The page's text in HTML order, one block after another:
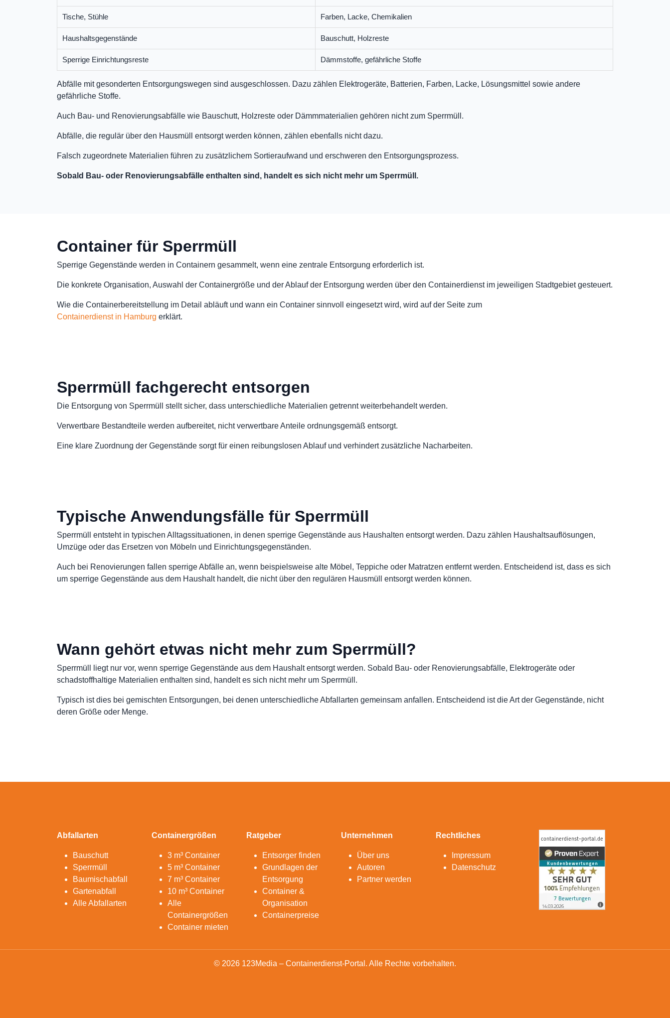
Tische, Stühle Farben, Lacke, Chemikalien
Haushaltsgegenstände Bauschutt, Holzreste
Sperrige Einrichtungsreste Dämmstoffe, gefährliche Stoffe
Abfälle mit gesonderten Entsorgungswegen sind ausgeschlossen. Dazu zählen Elektrogeräte, Batterien, Farben, Lacke, Lösungsmittel sowie andere
gefährliche Stoffe.
Auch Bau- und Renovierungsabfälle wie Bauschutt, Holzreste oder Dämmmaterialien gehören nicht zum Sperrmüll.
Abfälle, die regulär über den Hausmüll entsorgt werden können, zählen ebenfalls nicht dazu.
Falsch zugeordnete Materialien führen zu zusätzlichem Sortieraufwand und erschweren den Entsorgungsprozess.
Sobald Bau- oder Renovierungsabfälle enthalten sind, handelt es sich nicht mehr um Sperrmüll.
Container für Sperrmüll
Sperrige Gegenstände werden in Containern gesammelt, wenn eine zentrale Entsorgung erforderlich ist.
Die konkrete Organisation, Auswahl der Containergröße und der Ablauf der Entsorgung werden über den Containerdienst im jeweiligen Stadtgebiet gesteuert.
Wie die Containerbereitstellung im Detail abläuft und wann ein Container sinnvoll eingesetzt wird, wird auf der Seite zum
Containerdienst in Hamburg erklärt.
Sperrmüll fachgerecht entsorgen
Die Entsorgung von Sperrmüll stellt sicher, dass unterschiedliche Materialien getrennt weiterbehandelt werden.
Verwertbare Bestandteile werden aufbereitet, nicht verwertbare Anteile ordnungsgemäß entsorgt.
Eine klare Zuordnung der Gegenstände sorgt für einen reibungslosen Ablauf und verhindert zusätzliche Nacharbeiten.
Typische Anwendungsfälle für Sperrmüll
Sperrmüll entsteht in typischen Alltagssituationen, in denen sperrige Gegenstände aus Haushalten entsorgt werden. Dazu zählen Haushaltsauflösungen,
Umzüge oder das Ersetzen von Möbeln und Einrichtungsgegenständen.
Auch bei Renovierungen fallen sperrige Abfälle an, wenn beispielsweise alte Möbel, Teppiche oder Matratzen entfernt werden. Entscheidend ist, dass es sich
um sperrige Gegenstände aus dem Haushalt handelt, die nicht über den regulären Hausmüll entsorgt werden können.
Wann gehört etwas nicht mehr zum Sperrmüll?
Sperrmüll liegt nur vor, wenn sperrige Gegenstände aus dem Haushalt entsorgt werden. Sobald Bau- oder Renovierungsabfälle, Elektrogeräte oder
schadstoffhaltige Materialien enthalten sind, handelt es sich nicht mehr um Sperrmüll.
Typisch ist dies bei gemischten Entsorgungen, bei denen unterschiedliche Abfallarten gemeinsam anfallen. Entscheidend ist die Art der Gegenstände, nicht
deren Größe oder Menge.
Abfallarten
Bauschutt
Sperrmüll
Baumischabfall
Gartenabfall
Alle Abfallarten
Containergrößen
3 m³ Container
5 m³ Container
7 m³ Container
10 m³ Container
Alle
Containergrößen
Container mieten
Ratgeber
Entsorger finden
Grundlagen der
Entsorgung
Container &
Organisation
Containerpreise
Unternehmen
Über uns
Autoren
Partner werden
Rechtliches
Impressum
Datenschutz
© 2026 123Media – Containerdienst-Portal. Alle Rechte vorbehalten.